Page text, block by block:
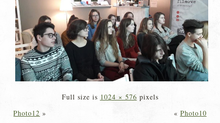
Full size is 1024 × 576 pixels
Photo12 » « Photo10